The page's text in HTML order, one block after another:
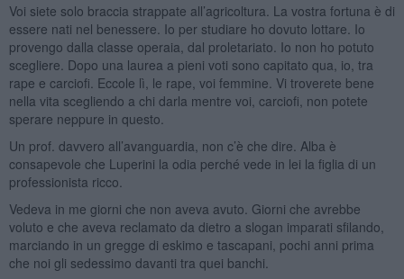
Voi siete solo braccia strappate all’agricoltura. La vostra fortuna è di
essere nati nel benessere. Io per studiare ho dovuto lottare. Io
provengo dalla classe operaia, dal proletariato. Io non ho potuto
scegliere. Dopo una laurea a pieni voti sono capitato qua, io, tra
rape e carciofi. Eccole lì, le rape, voi femmine. Vi troverete bene
nella vita scegliendo a chi darla mentre voi, carciofi, non potete
sperare neppure in questo.
Un prof. davvero all’avanguardia, non c’è che dire. Alba è
consapevole che Luperini la odia perché vede in lei la figlia di un
professionista ricco.
Vedeva in me giorni che non aveva avuto. Giorni che avrebbe
voluto e che aveva reclamato da dietro a slogan imparati sfilando,
marciando in un gregge di eskimo e tascapani, pochi anni prima
che noi gli sedessimo davanti tra quei banchi.